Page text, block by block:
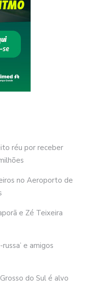
réu por receber
no Aeroporto de
e Zé Teixeira
e amigos
do Sul é alvo